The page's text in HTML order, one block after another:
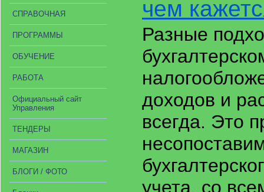
СПРАВОЧНАЯ
ПРОГРАММЫ
ОБУЧЕНИЕ
РАБОТА
Официальный сайт
Управления
ТЕНДЕРЫ
МАГАЗИН
БЛОГИ / ФОТО
чем
Разные
доходов и
всегда. Это
учета, со